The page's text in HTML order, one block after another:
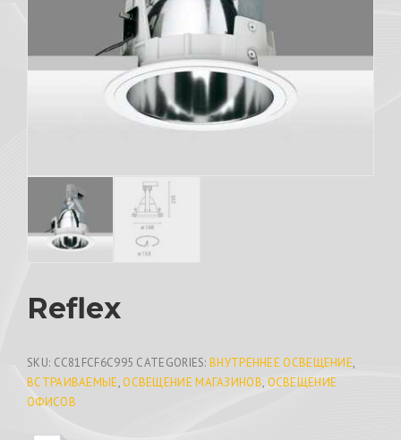
Reflex
SKU: CC81FCF6C995 CATEGORIES:ВНУТРЕННЕЕ ОСВЕЩЕНИЕ,
ВСТРАИВАЕМЫЕ, ОСВЕЩЕНИЕ МАГАЗИНОВ, ОСВЕЩЕНИЕ
ОФИСОВ